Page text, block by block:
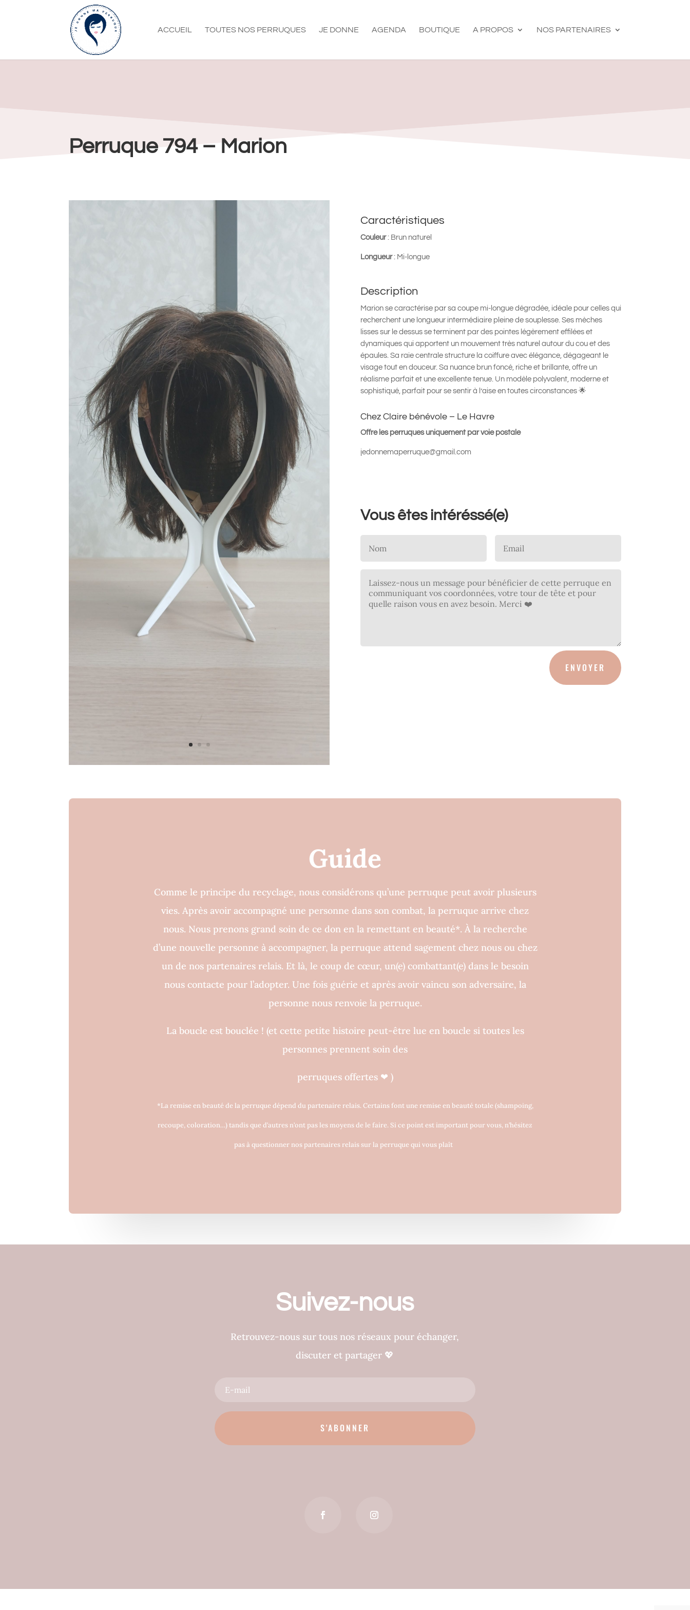
ACCUEIL TOUTES NOS PERRUQUES JE DONNE AGENDA BOUTIQUE A PROPOS NOS PARTENAIRES
Perruque 794 – Marion
Caractéristiques
Couleur: Brun naturel
Longueur: Mi-longue
Description
Marion se caractérise par sa coupe mi-longue dégradée, idéale pour celles qui
recherchent une longueur intermédiaire pleine de souplesse. Ses mèches
lisses sur le dessus se terminent par des pointes légèrement effilées et
dynamiques qui apportent un mouvement très naturel autour du cou et des
épaules. Sa raie centrale structure la coiffure avec élégance, dégageant le
visage tout en douceur. Sa nuance brun foncé, riche et brillante, offre un
réalisme parfait et une excellente tenue. Un modèle polyvalent, moderne et
sophistiqué, parfait pour se sentir à l’aise en toutes circonstances 🌟
Chez Claire bénévole – Le Havre
Offre les perruques uniquement par voie postale
jedonnemaperruque@gmail.com
Vous êtes intéréssé(e)
ENVOYER
Guide
Comme le principe du recyclage, nous considérons qu’une perruque peut avoir plusieurs
vies. Après avoir accompagné une personne dans son combat, la perruque arrive chez
nous. Nous prenons grand soin de ce don en la remettant en beauté*. À la recherche
d’une nouvelle personne à accompagner, la perruque attend sagement chez nous ou chez
un de nos partenaires relais. Et là, le coup de cœur, un(e) combattant(e) dans le besoin
nous contacte pour l’adopter. Une fois guérie et après avoir vaincu son adversaire, la
personne nous renvoie la perruque.
La boucle est bouclée ! (et cette petite histoire peut-être lue en boucle si toutes les
personnes prennent soin des
perruques offertes ❤ )
*La remise en beauté de la perruque dépend du partenaire relais. Certains font une remise en beauté totale (shampoing,
recoupe, coloration…) tandis que d’autres n’ont pas les moyens de le faire. Si ce point est important pour vous, n’hésitez
pas à questionner nos partenaires relais sur la perruque qui vous plaît
Suivez-nous
Retrouvez-nous sur tous nos réseaux pour échanger,
discuter et partager 💖
S'ABONNER